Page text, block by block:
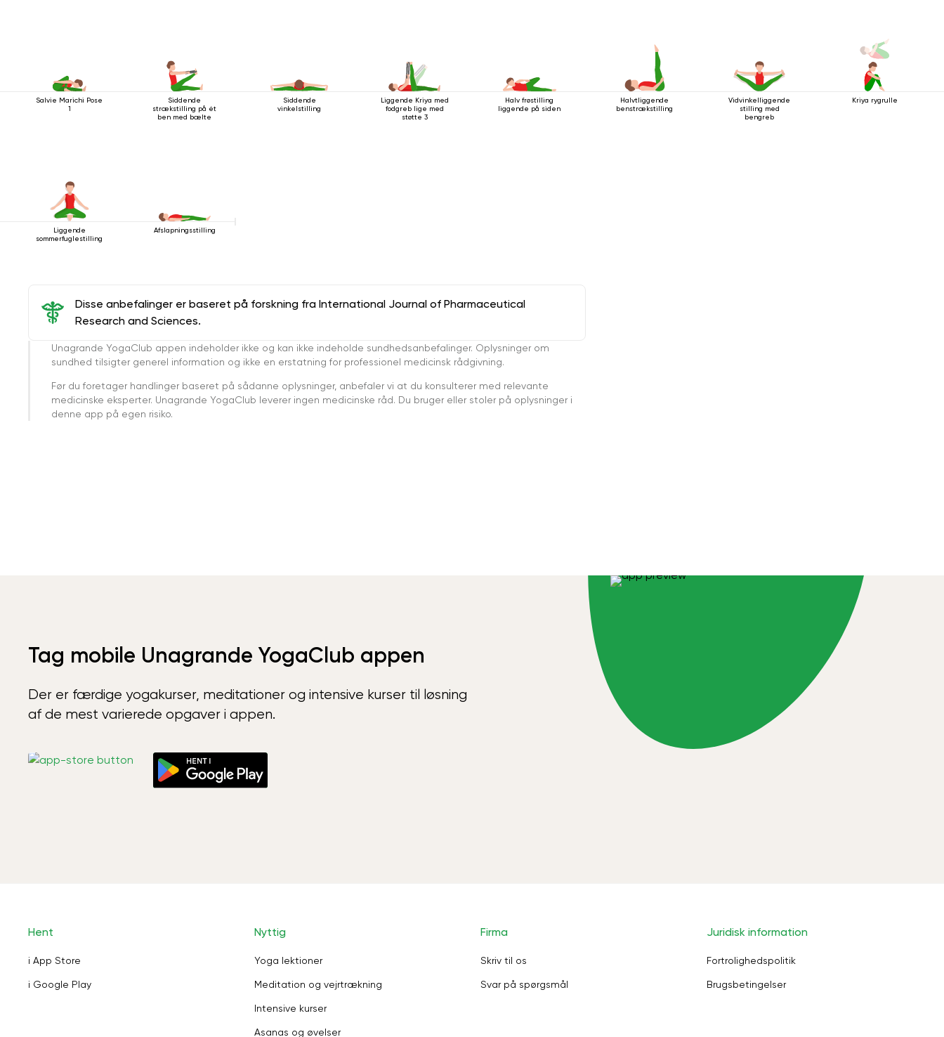
Salvie Marichi Pose
1
Siddende
strækstilling på ét
ben med bælte
Siddende
vinkelstilling
Liggende Kriya med
fodgreb lige med
støtte 3
Halv frøstilling
liggende på siden
Halvtliggende
benstrækstilling
Vidvinkelliggende
stilling med
bengreb
Kriya rygrulle
Liggende
sommerfuglestilling
Afslapningsstilling
Disse anbefalinger er baseret på forskning fra International Journal of Pharmaceutical
Research and Sciences.
Unagrande YogaClub appen indeholder ikke og kan ikke indeholde sundhedsanbefalinger. Oplysninger om
sundhed tilsigter generel information og ikke en erstatning for professionel medicinsk rådgivning.
Før du foretager handlinger baseret på sådanne oplysninger, anbefaler vi at du konsulterer med relevante
medicinske eksperter. Unagrande YogaClub leverer ingen medicinske råd. Du bruger eller stoler på oplysninger i
denne app på egen risiko.
Tag mobile Unagrande YogaClub appen
Der er færdige yogakurser, meditationer og intensive kurser til løsning
af de mest varierede opgaver i appen.
Hent
i App Store
i Google Play
Nyttig
Yoga lektioner
Meditation og vejrtrækning
Intensive kurser
Asanas og øvelser
Firma
Skriv til os
Svar på spørgsmål
Juridisk information
Fortrolighedspolitik
Brugsbetingelser